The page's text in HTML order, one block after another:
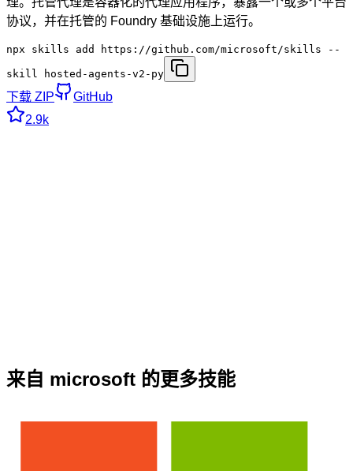
协议，并在托管的 Foundry 基础设施上运行。
npx skills add https://github.com/microsoft/skills --
skill hosted-agents-v2-py
下载 ZIP
GitHub
2.9k
来自 microsoft 的更多技能